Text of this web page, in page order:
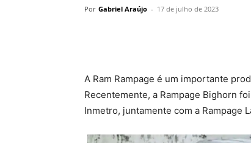
Por Gabriel Araújo - 17 de julho de 2023
A Ram Rampage é um importante
Recentemente, a Rampage Bighorn
Inmetro, juntamente com a Rampage